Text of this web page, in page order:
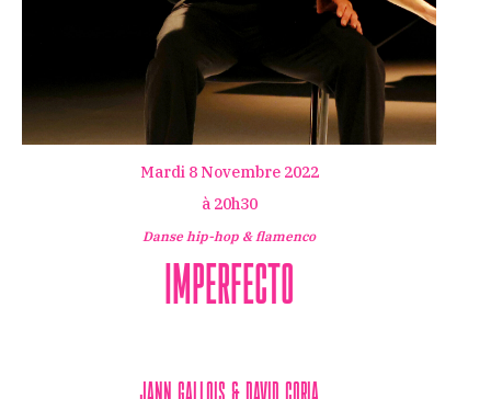
Mardi 8 Novembre 2022
à 20h30
Danse hip-hop & flamenco
Imperfecto